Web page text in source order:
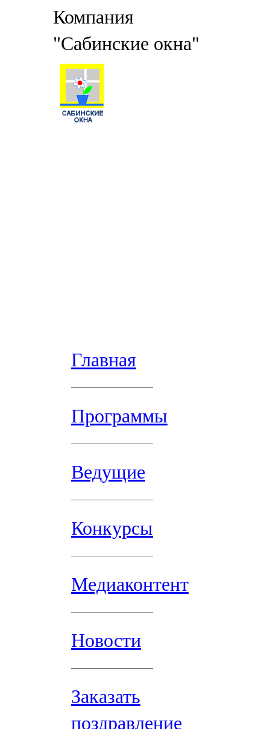
Компания
"Сабинские окна"
Главная
Программы
Ведущие
Конкурсы
Медиаконтент
Новости
Заказать
поздравление